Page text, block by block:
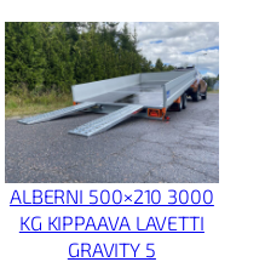
ALBERNI 500×210 3000
KG KIPPAAVA LAVETTI
GRAVITY 5